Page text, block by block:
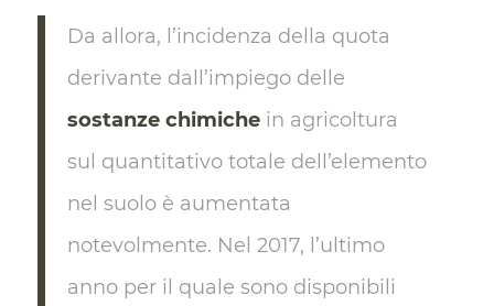
Da allora, l’incidenza della quota
derivante dall’impiego delle
sostanze chimichein agricoltura
sul quantitativo totale dell’elemento
nel suolo è aumentata
notevolmente. Nel 2017, l’ultimo
anno per il quale sono disponibili